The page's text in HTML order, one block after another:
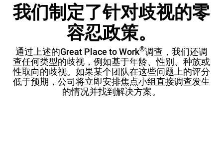
我们制定了针对歧视的零
容忍政策。
通过上述的Great Place to Work®调查，我们还调
查任何类型的歧视，例如基于年龄、性别、种族或
性取向的歧视。如果某个团队在这些问题上的评分
低于预期，公司将立即安排焦点小组直接调查发生
的情况并找到解决方案。